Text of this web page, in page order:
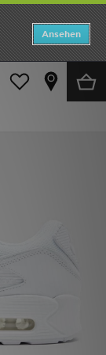
Ansehen